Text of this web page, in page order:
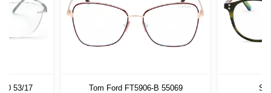
53/17
Tom Ford FT5906-B 55069